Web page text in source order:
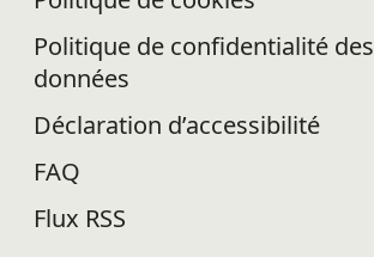
Politique de confidentialité des
données
Déclaration d’accessibilité
FAQ
Flux RSS